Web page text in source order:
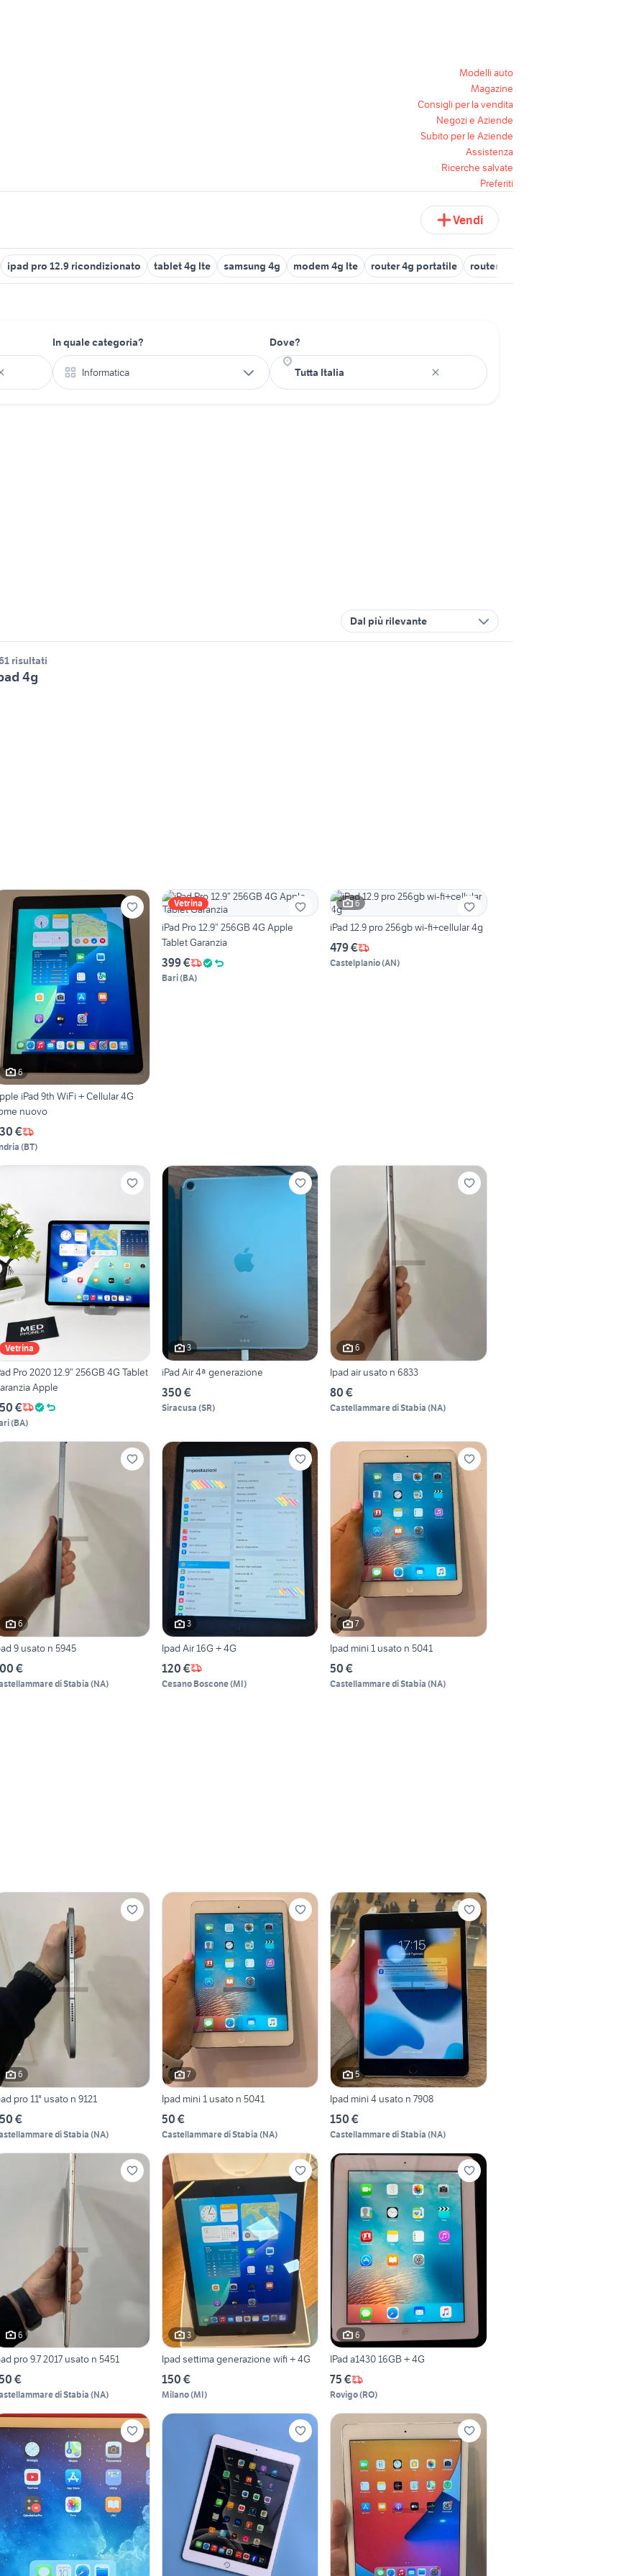
Modelli auto
Magazine
Consigli per la vendita
Negozi e Aziende
Subito per le Aziende
Assistenza
Ricerche salvate
Preferiti
Vendi
ipad pro 12.9 ricondizionato tablet 4g lte samsung 4g modem 4g lte router 4g portatile router wifi portatile 4g
In quale categoria?
Informatica
Dove?
Dal più rilevante
risultati
4g
6
iPad 9th WiFi + Cellular 4G
nuovo
€
(BT)
Vetrina
iPad Pro 12.9” 256GB 4G Apple
Tablet Garanzia
399 €
Bari(BA)
6
iPad 12.9 pro 256gb wi-fi+cellular 4g
479 €
Castelplanio(AN)
Vetrina
Pro 2020 12.9” 256GB 4G Tablet
Apple
€
(BA)
3
iPad Air 4ª generazione
350 €
Siracusa (SR)
6
Ipad air usato n 6833
80 €
Castellammare di Stabia (NA)
6
9 usato n 5945
€
di Stabia (NA)
3
Ipad Air 16G + 4G
120 €
Cesano Boscone(MI)
7
Ipad mini 1 usato n 5041
50 €
Castellammare di Stabia (NA)
6
pro 11" usato n 9121
€
di Stabia (NA)
7
Ipad mini 1 usato n 5041
50 €
Castellammare di Stabia (NA)
5
Ipad mini 4 usato n 7908
150 €
Castellammare di Stabia (NA)
6
pro 9.7 2017 usato n 5451
€
di Stabia (NA)
3
Ipad settima generazione wifi + 4G
150 €
Milano(MI)
6
IPad a1430 16GB + 4G
75 €
Rovigo(RO)